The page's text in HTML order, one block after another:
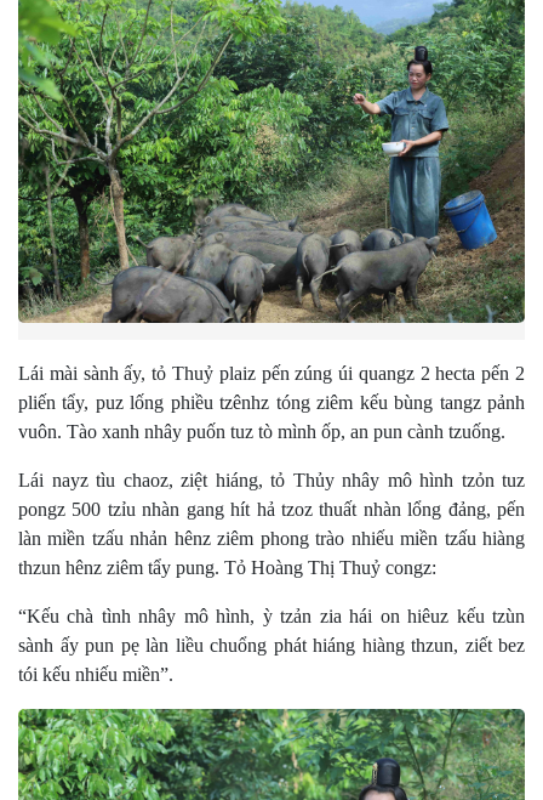
Lái mài sành ấy, tỏ Thuỷ plaiz pến zúng úi quangz 2 hecta pến 2
pliến tẩy, puz lống phiều tzênhz tóng ziêm kếu bùng tangz pảnh
vuôn. Tào xanh nhây puốn tuz tò mình ốp, an pun cành tzuống.
Lái nayz tìu chaoz, ziệt hiáng, tỏ Thủy nhây mô hình tzỏn tuz
pongz 500 tzỉu nhàn gang hít hả tzoz thuất nhàn lổng đảng, pến
làn miền tzấu nhản hênz ziêm phong trào nhiếu miền tzấu hiàng
thzun hênz ziêm tẩy pung. Tỏ Hoàng Thị Thuỷ congz:
“Kếu chà tình nhây mô hình, ỳ tzản zia hái on hiêuz kếu tzùn
sành ấy pun pẹ làn liều chuổng phát hiáng hiàng thzun, ziết bez
tói kếu nhiếu miền”.